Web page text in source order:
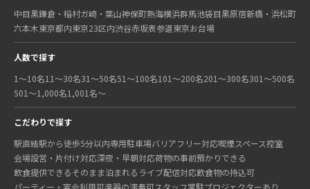
中目黒鎌倉・稲村ガ崎・葉山神保町熱海横浜群馬池袋目黒原宿新橋・浜松町
六本木東京都内東京23区内渋谷赤坂表参道東京お台場
人数で探す
1〜10名11〜30名31〜50名51〜100名101〜200名201〜300名301〜500名
501〜1,000名1,001名〜
こだわりで探す
駅直結駅から徒歩5分以内専用駐車場バリアフリー対応喫煙スペース控室
会場設営・片付け対応深夜・早朝対応荷物の事前預かりできる
飲食提供できるそのまま泊まれる ライブ配信対応飲食物の持込可
パーティー・宴会利用可楽器の演奏可スタッフ常駐プロジェクターあり